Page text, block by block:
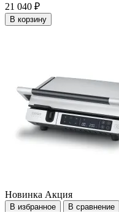
21 040 ₽
В корзину
Новинка Акция
В избранное В сравнение